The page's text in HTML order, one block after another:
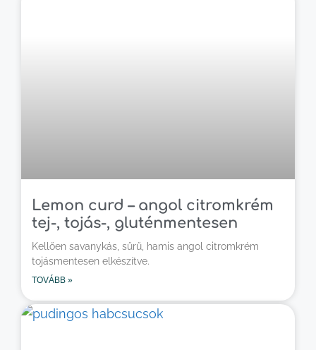
Lemon curd – angol citromkrém
tej-, tojás-, gluténmentesen
Kellően savanykás, sűrű, hamis angol citromkrém
tojásmentesen elkészítve.
TOVÁBB »